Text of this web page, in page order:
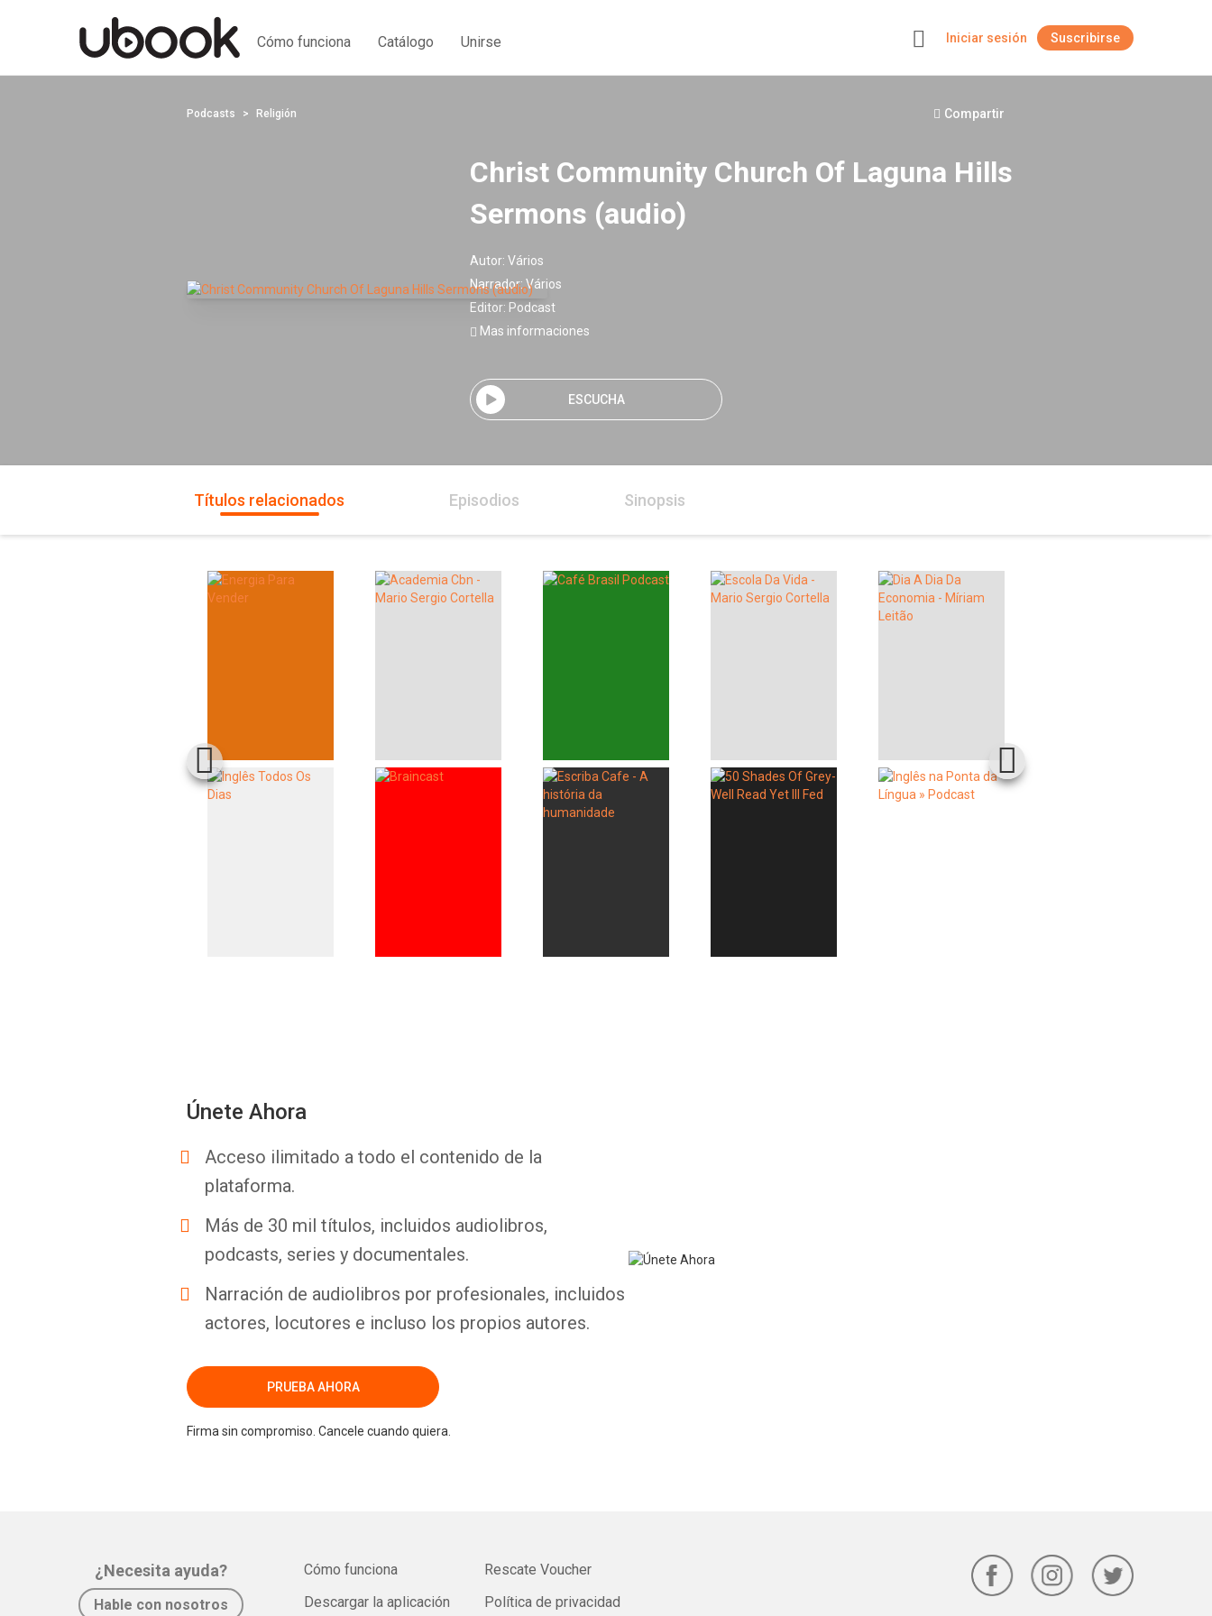
Cómo funciona Catálogo Unirse Iniciar sesión Suscribirse
Podcasts Religión Compartir
Christ Community Church Of Laguna Hills
Sermons (audio)
Autor: Vários
Narrador:Vários
Editor: Podcast
Mas informaciones
ESCUCHA
Títulos relacionados Episodios Sinopsis
Únete Ahora
Acceso ilimitado a todo el contenido de la
plataforma.
Más de 30 mil títulos, incluidos audiolibros,
podcasts, series y documentales.
Narración de audiolibros por profesionales, incluidos
actores, locutores e incluso los propios autores.
PRUEBA AHORA
Firma sin compromiso. Cancele cuando quiera.
¿Necesita ayuda?
Hable con nosotros
Cómo funciona
Descargar la aplicación
Rescate Voucher
Política de privacidad